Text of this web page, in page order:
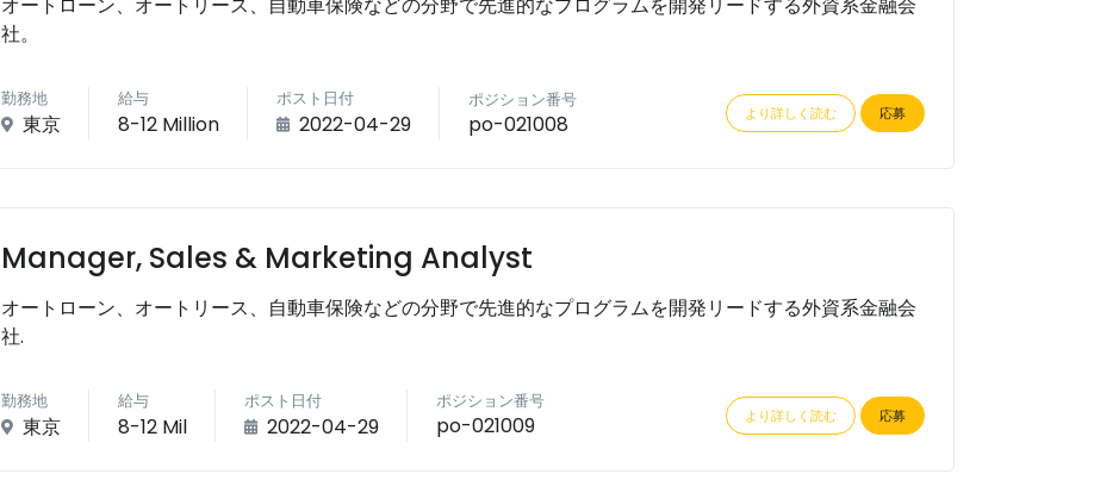
オートローン、オートリース、自動車保険などの分野で先進的なプログラムを開発リードする外資系金融会
社。
勤務地
東京
給与
8-12 Million
ポスト日付
2022-04-29
ポジション番号
po-021008 より詳しく読む 応募
Manager, Sales & Marketing Analyst
オートローン、オートリース、自動車保険などの分野で先進的なプログラムを開発リードする外資系金融会
社.
勤務地
東京
給与
8-12 Mil
ポスト日付
2022-04-29
ポジション番号
po-021009 より詳しく読む 応募